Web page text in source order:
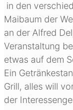
in den
Maibaum der
an der Alfred
Veranstaltung
etwas auf dem
Ein
Grill, alles will
der